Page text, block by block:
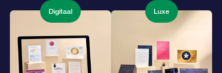
Digitaal Luxe